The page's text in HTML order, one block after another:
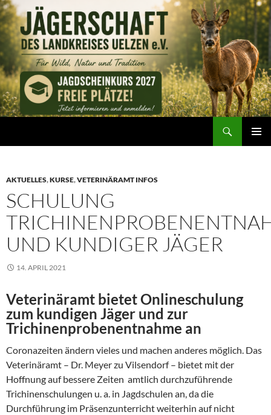
Zum
Inhalt
springen
AKTUELLES,KURSE,VETERINÄRAMT INFOS
SCHULUNG
UND KUNDIGER JÄGER
14. APRIL 2021
Veterinäramt bietet Onlineschulung
zum kundigen Jäger und zur
Trichinenprobenentnahme an
Coronazeiten ändern vieles und machen anderes möglich. Das
Veterinäramt – Dr. Meyer zu Vilsendorf – bietet mit der
Hoffnung auf bessere Zeiten amtlich durchzuführende
Trichinenschulungen u. a. in Jagdschulen an, da die
Durchführung im Präsenzunterricht weiterhin auf nicht